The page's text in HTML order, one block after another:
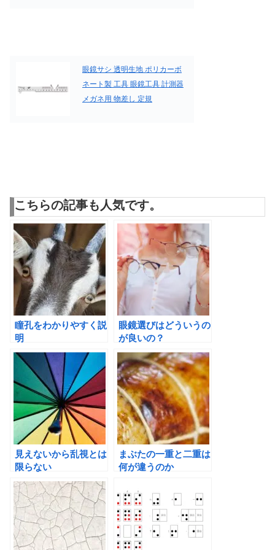
眼鏡サシ 透明生地 ポリカーボ
ネート製 工具 眼鏡工具 計測器
メガネ用 物差し 定規
こちらの記事も人気です。
瞳孔をわかりやすく説
明
眼鏡選びはどういうの
が良いの？
見えないから乱視とは
限らない
まぶたの一重と二重は
何が違うのか